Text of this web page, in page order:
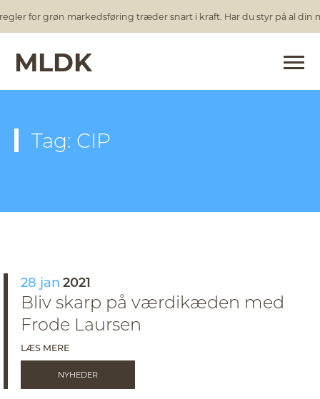
for grøn markedsføring træder snart i kraft. Har du styr på al din
MLDK
Tag: CIP
28 jan 2021
Bliv skarp på værdikæden med
Frode Laursen
LÆS MERE
NYHEDER